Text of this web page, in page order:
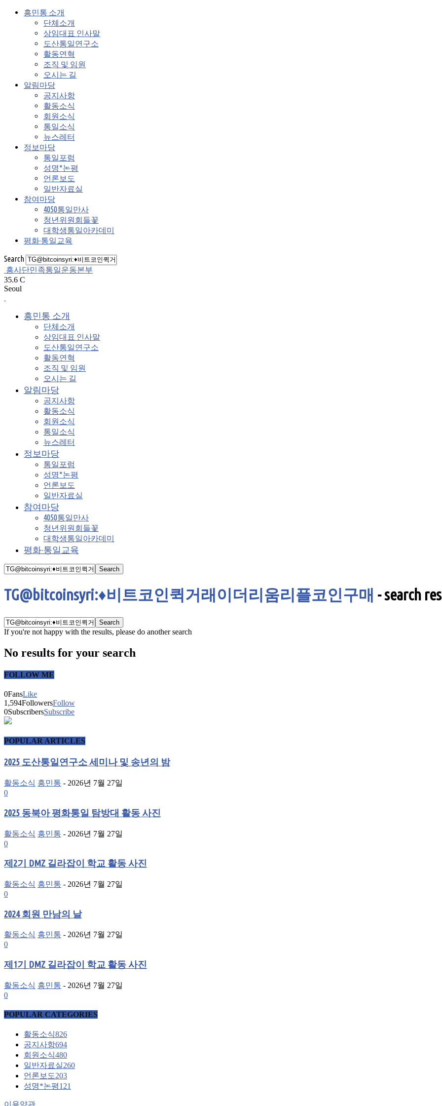
흥민통 소개
단체소개
상임대표 인사말
도산통일연구소
활동연혁
조직 및 임원
오시는 길
알림마당
공지사항
활동소식
회원소식
통일소식
뉴스레터
정보마당
통일포럼
성명*논평
언론보도
일반자료실
참여마당
4050통일만사
청년위원회들꽃
대학생통일아카데미
평화·통일교육
Search
흥사단민족통일운동본부
35.6 C
Seoul
흥민통 소개
단체소개
상임대표 인사말
도산통일연구소
활동연혁
조직 및 임원
오시는 길
알림마당
공지사항
활동소식
회원소식
통일소식
뉴스레터
정보마당
통일포럼
성명*논평
언론보도
일반자료실
참여마당
4050통일만사
청년위원회들꽃
대학생통일아카데미
평화·통일교육
TG@bitcoinsyri:♦비트코인퀵거래이더리움리플코인구매 -search
If you're not happy with the results, please do another search
No results for your search
FOLLOW ME
0FansLike
1,594FollowersFollow
0SubscribersSubscribe
POPULAR ARTICLES
2025 도산통일연구소 세미나 및 송년의 밤
활동소식 흥민통 - 2026년 7월 27일
0
2025 동북아 평화통일 탐방대 활동 사진
활동소식 흥민통 - 2026년 7월 27일
0
제2기 DMZ 길라잡이 학교 활동 사진
활동소식 흥민통 - 2026년 7월 27일
0
2024 회원 만남의 날
활동소식 흥민통 - 2026년 7월 27일
0
제1기 DMZ 길라잡이 학교 활동 사진
활동소식 흥민통 - 2026년 7월 27일
0
POPULAR CATEGORIES
활동소식826
공지사항694
회원소식480
일반자료실260
언론보도203
성명*논평121